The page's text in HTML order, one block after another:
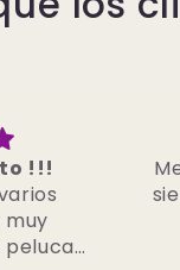
würde
bestellen